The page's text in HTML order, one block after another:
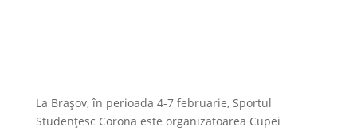
La Brașov, în perioada 4-7 februarie, Sportul
Studențesc Corona este organizatoarea Cupei